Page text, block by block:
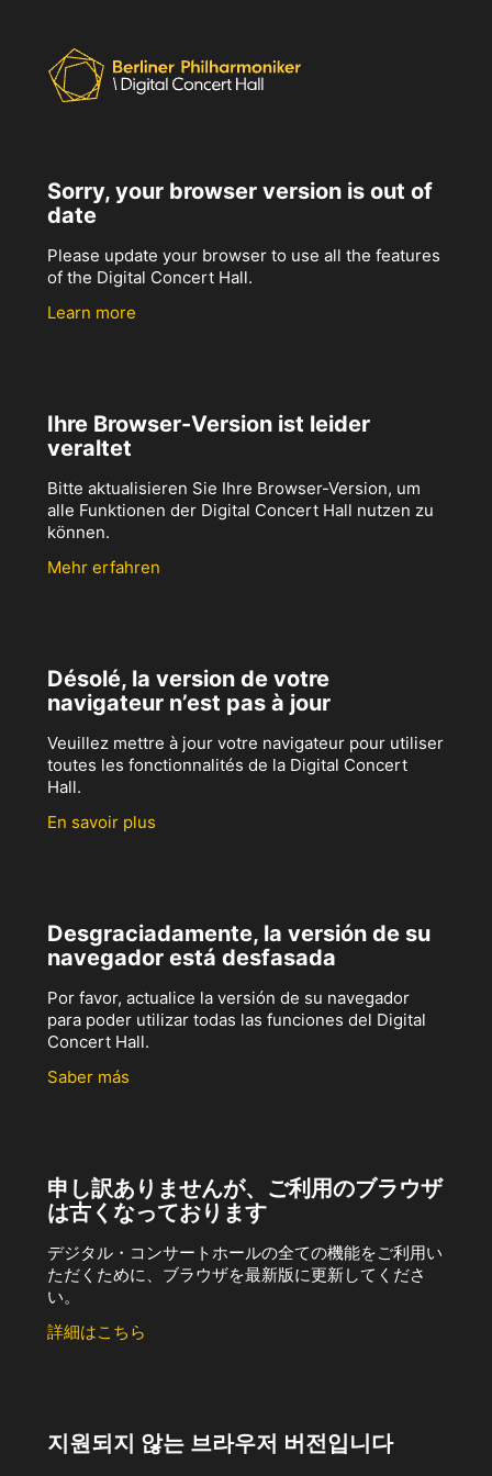
Sorry, your browser version is out of
date
Please update your browser to use all the features
of the Digital Concert Hall.
Learn more
Ihre Browser-Version ist leider
veraltet
Bitte aktualisieren Sie Ihre Browser-Version, um
alle Funktionen der Digital Concert Hall nutzen zu
können.
Mehr erfahren
Désolé, la version de votre
navigateur n’est pas à jour
Veuillez mettre à jour votre navigateur pour utiliser
toutes les fonctionnalités de la Digital Concert
Hall.
En savoir plus
Desgraciadamente, la versión de su
navegador está desfasada
Por favor, actualice la versión de su navegador
para poder utilizar todas las funciones del Digital
Concert Hall.
Saber más
申し訳ありませんが、ご利用のブラウザ
は古くなっております
デジタル・コンサートホールの全ての機能をご利用い
ただくために、ブラウザを最新版に更新してくださ
い。
詳細はこちら
지원되지 않는 브라우저 버전입니다